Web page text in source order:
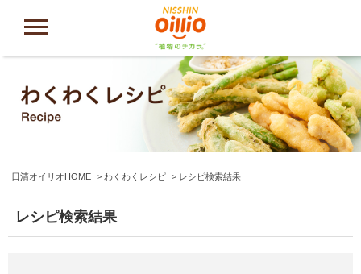
日清オイリオHOME わくわくレシピ レシピ検索結果
レシピ検索結果